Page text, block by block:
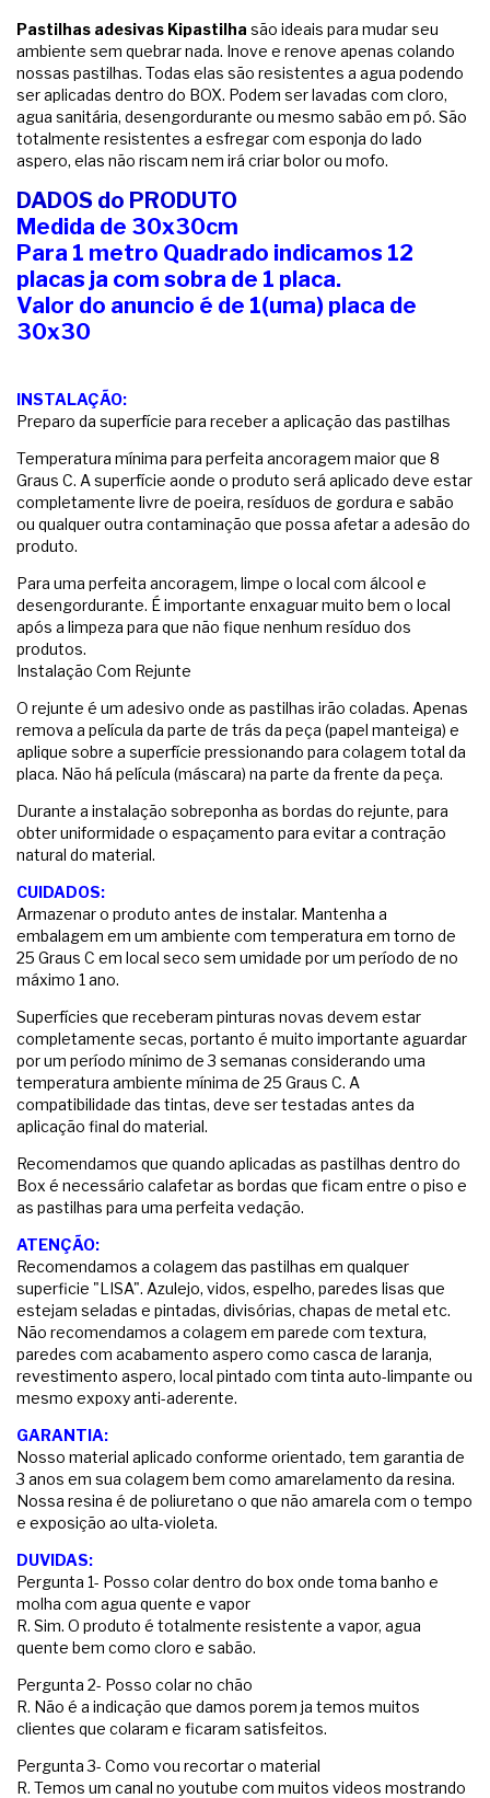
Pastilhas adesivas Kipastilha são ideais para mudar seu
ambiente sem quebrar nada. Inove e renove apenas colando
nossas pastilhas. Todas elas são resistentes a agua podendo
ser aplicadas dentro do BOX. Podem ser lavadas com cloro,
agua sanitária, desengordurante ou mesmo sabão em pó. São
totalmente resistentes a esfregar com esponja do lado
aspero, elas não riscam nem irá criar bolor ou mofo.
DADOS do PRODUTO
Medida de 30x30cm
Para 1 metro Quadrado indicamos 12
placas ja com sobra de 1 placa.
Valor do anuncio é de 1(uma) placa de
30x30
INSTALAÇÃO:
Preparo da superfície para receber a aplicação das pastilhas
Temperatura mínima para perfeita ancoragem maior que 8
Graus C. A superfície aonde o produto será aplicado deve estar
completamente livre de poeira, resíduos de gordura e sabão
ou qualquer outra contaminação que possa afetar a adesão do
produto.
Para uma perfeita ancoragem, limpe o local com álcool e
desengordurante. É importante enxaguar muito bem o local
após a limpeza para que não fique nenhum resíduo dos
produtos.
Instalação Com Rejunte
O rejunte é um adesivo onde as pastilhas irão coladas. Apenas
remova a película da parte de trás da peça (papel manteiga) e
aplique sobre a superfície pressionando para colagem total da
placa. Não há película (máscara) na parte da frente da peça.
Durante a instalação sobreponha as bordas do rejunte, para
obter uniformidade o espaçamento para evitar a contração
natural do material.
CUIDADOS:
Armazenar o produto antes de instalar. Mantenha a
embalagem em um ambiente com temperatura em torno de
25 Graus C em local seco sem umidade por um período de no
máximo 1 ano.
Superfícies que receberam pinturas novas devem estar
completamente secas, portanto é muito importante aguardar
por um período mínimo de 3 semanas considerando uma
temperatura ambiente mínima de 25 Graus C. A
compatibilidade das tintas, deve ser testadas antes da
aplicação final do material.
Recomendamos que quando aplicadas as pastilhas dentro do
Box é necessário calafetar as bordas que ficam entre o piso e
as pastilhas para uma perfeita vedação.
ATENÇÃO:
Recomendamos a colagem das pastilhas em qualquer
superficie "LISA". Azulejo, vidos, espelho, paredes lisas que
estejam seladas e pintadas, divisórias, chapas de metal etc.
Não recomendamos a colagem em parede com textura,
paredes com acabamento aspero como casca de laranja,
revestimento aspero, local pintado com tinta auto-limpante ou
mesmo expoxy anti-aderente.
GARANTIA:
Nosso material aplicado conforme orientado, tem garantia de
3 anos em sua colagem bem como amarelamento da resina.
Nossa resina é de poliuretano o que não amarela com o tempo
e exposição ao ulta-violeta.
DUVIDAS:
Pergunta 1- Posso colar dentro do box onde toma banho e
molha com agua quente e vapor
R. Sim. O produto é totalmente resistente a vapor, agua
quente bem como cloro e sabão.
Pergunta 2- Posso colar no chão
R. Não é a indicação que damos porem ja temos muitos
clientes que colaram e ficaram satisfeitos.
Pergunta 3- Como vou recortar o material
R. Temos um canal no youtube com muitos videos mostrando